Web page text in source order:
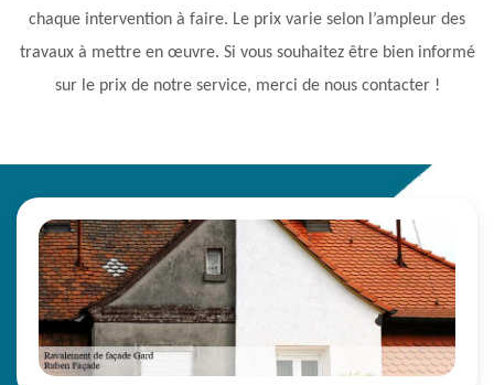
chaque intervention à faire. Le prix varie selon l’ampleur des
travaux à mettre en œuvre. Si vous souhaitez être bien informé
sur le prix de notre service, merci de nous contacter !